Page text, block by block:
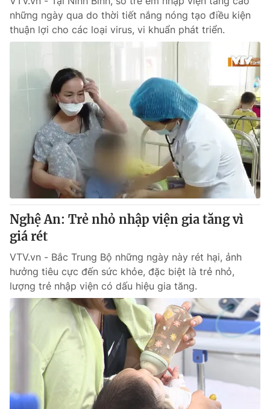
những ngày qua do thời tiết nắng nóng tạo điều kiện
thuận lợi cho các loại virus, vi khuẩn phát triển.
Nghệ An: Trẻ nhỏ nhập viện gia tăng vì
giá rét
VTV.vn - Bắc Trung Bộ những ngày này rét hại, ảnh
hưởng tiêu cực đến sức khỏe, đặc biệt là trẻ nhỏ,
lượng trẻ nhập viện có dấu hiệu gia tăng.